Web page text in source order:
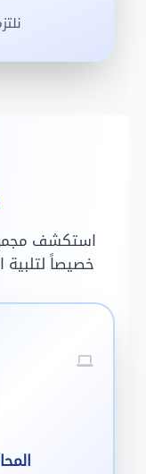
استكشف
خصيصاً لتلبية